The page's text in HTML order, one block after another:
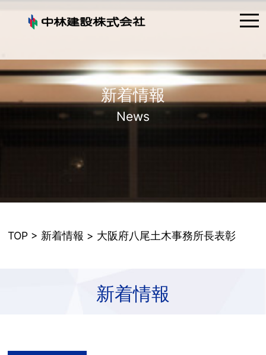
新着情報
News
TOP > 新着情報 > 大阪府八尾土木事務所長表彰
新着情報